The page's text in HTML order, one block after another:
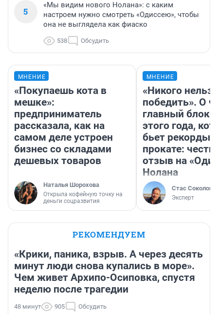
5
«Мы видим нового Нолана»: с каким
настроем нужно смотреть «Одиссею», чтобы
она не выглядела как фиаско
538 Обсудить
МНЕНИЕ
«Покупаешь кота в
мешке»:
предприниматель
рассказала, как на
самом деле устроен
бизнес со складами
дешевых товаров
Наталья Шорохова
Открыла кофейную точку на
деньги соцразвития
МНЕНИЕ
«Никого нельзя
победить». О
главный
этого года,
бьет рекорды в
прокате:
отзыв на
Нолана
Стас Соколов
Эксперт
РЕКОМЕНДУЕМ
«Крики, паника, взрыв. А через десять
минут люди снова купались в море».
Чем живет Архипо-Осиповка, спустя
неделю после трагедии
48 минут 905 Обсудить